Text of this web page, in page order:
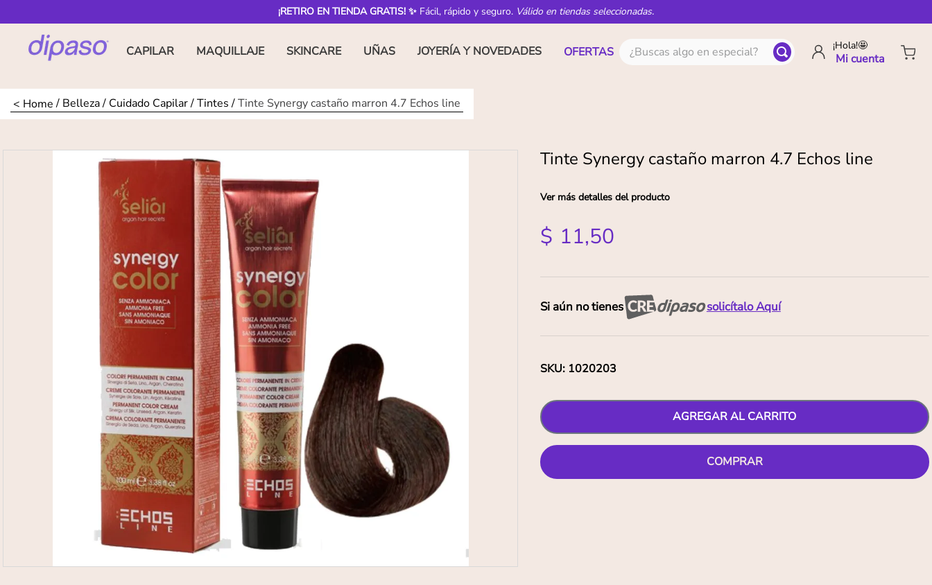
¡RETIRO EN TIENDA GRATIS! ✨ Fácil, rápido y seguro. Válido en tiendas seleccionadas.
CAPILAR MAQUILLAJE SKINCARE UÑAS JOYERÍA Y NOVEDADES OFERTAS ¿Buscas algo en especial? ¡Hola!🤩
Belleza Cuidado Capilar Tintes Tinte Synergy castaño marron 4.7 Echos line
Tinte Synergy castaño marron 4.7 Echos line
Ver más detalles del producto
$ 11,50
Si aún no tienes solicítalo Aquí
SKU: 1020203
AGREGAR AL CARRITO
COMPRAR